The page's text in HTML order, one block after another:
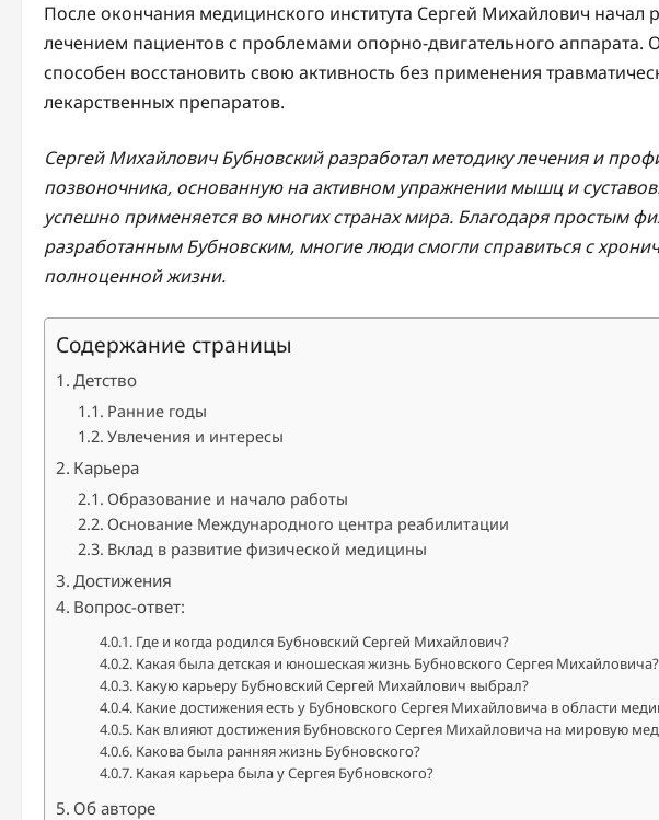
После окончания медицинского института Сергей Михайлович начал
лечением пациентов с проблемами опорно-двигательного аппарата.
способен восстановить свою активность без применения
лекарственных препаратов.
Сергей Михайлович Бубновский разработал методику лечения и
позвоночника, основанную на активном упражнении мышц и
успешно применяется во многих странах мира. Благодаря простым
разработанным Бубновским, многие люди смогли справиться с
полноценной жизни.
Содержание страницы
Детство
Ранние годы
Увлечения и интересы
Карьера
Образование и начало работы
Основание Международного центра реабилитации
Вклад в развитие физической медицины
Достижения
Вопрос-ответ:
Где и когда родился Бубновский Сергей Михайлович?
Какая была детская и юношеская жизнь Бубновского Сергея Михайловича?
Какую карьеру Бубновский Сергей Михайлович выбрал?
Какие достижения есть у Бубновского Сергея Михайловича в области
Как влияют достижения Бубновского Сергея Михайловича на мировую
Какова была ранняя жизнь Бубновского?
Какая карьера была у Сергея Бубновского?
Об авторе